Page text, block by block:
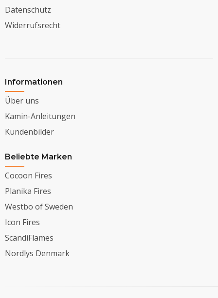
Datenschutz
Widerrufsrecht
Informationen
Über uns
Kamin-Anleitungen
Kundenbilder
Beliebte Marken
Cocoon Fires
Planika Fires
Westbo of Sweden
Icon Fires
ScandiFlames
Nordlys Denmark